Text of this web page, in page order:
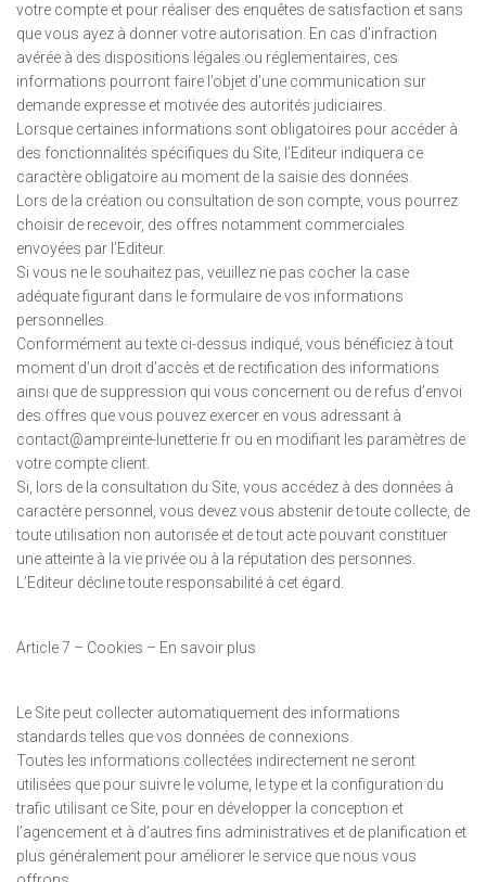
votre compte et pour réaliser des enquêtes de satisfaction et sans
que vous ayez à donner votre autorisation. En cas d’infraction
avérée à des dispositions légales ou réglementaires, ces
informations pourront faire l’objet d’une communication sur
demande expresse et motivée des autorités judiciaires.
Lorsque certaines informations sont obligatoires pour accéder à
des fonctionnalités spécifiques du Site, l’Editeur indiquera ce
caractère obligatoire au moment de la saisie des données.
Lors de la création ou consultation de son compte, vous pourrez
choisir de recevoir, des offres notamment commerciales
envoyées par l’Editeur.
Si vous ne le souhaitez pas, veuillez ne pas cocher la case
adéquate figurant dans le formulaire de vos informations
personnelles.
Conformément au texte ci-dessus indiqué, vous bénéficiez à tout
moment d’un droit d’accès et de rectification des informations
ainsi que de suppression qui vous concernent ou de refus d’envoi
des offres que vous pouvez exercer en vous adressant à
contact@ampreinte-lunetterie.fr ou en modifiant les paramètres de
votre compte client.
Si, lors de la consultation du Site, vous accédez à des données à
caractère personnel, vous devez vous abstenir de toute collecte, de
toute utilisation non autorisée et de tout acte pouvant constituer
une atteinte à la vie privée ou à la réputation des personnes.
L’Editeur décline toute responsabilité à cet égard.
Article 7 – Cookies – En savoir plus
Le Site peut collecter automatiquement des informations
standards telles que vos données de connexions.
Toutes les informations collectées indirectement ne seront
utilisées que pour suivre le volume, le type et la configuration du
trafic utilisant ce Site, pour en développer la conception et
l’agencement et à d’autres fins administratives et de planification et
plus généralement pour améliorer le service que nous vous